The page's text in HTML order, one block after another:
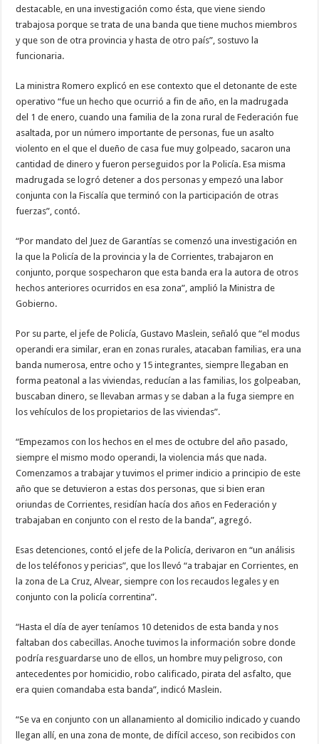
destacable, en una investigación como ésta, que viene siendo
trabajosa porque se trata de una banda que tiene muchos miembros
y que son de otra provincia y hasta de otro país”, sostuvo la
funcionaria.
La ministra Romero explicó en ese contexto que el detonante de este
operativo “fue un hecho que ocurrió a fin de año, en la madrugada
del 1 de enero, cuando una familia de la zona rural de Federación fue
asaltada, por un número importante de personas, fue un asalto
violento en el que el dueño de casa fue muy golpeado, sacaron una
cantidad de dinero y fueron perseguidos por la Policía. Esa misma
madrugada se logró detener a dos personas y empezó una labor
conjunta con la Fiscalía que terminó con la participación de otras
fuerzas”, contó.
“Por mandato del Juez de Garantías se comenzó una investigación en
la que la Policía de la provincia y la de Corrientes, trabajaron en
conjunto, porque sospecharon que esta banda era la autora de otros
hechos anteriores ocurridos en esa zona”, amplió la Ministra de
Gobierno.
Por su parte, el jefe de Policía, Gustavo Maslein, señaló que “el modus
operandi era similar, eran en zonas rurales, atacaban familias, era una
banda numerosa, entre ocho y 15 integrantes, siempre llegaban en
forma peatonal a las viviendas, reducían a las familias, los golpeaban,
buscaban dinero, se llevaban armas y se daban a la fuga siempre en
los vehículos de los propietarios de las viviendas”.
“Empezamos con los hechos en el mes de octubre del año pasado,
siempre el mismo modo operandi, la violencia más que nada.
Comenzamos a trabajar y tuvimos el primer indicio a principio de este
año que se detuvieron a estas dos personas, que si bien eran
oriundas de Corrientes, residían hacía dos años en Federación y
trabajaban en conjunto con el resto de la banda”, agregó.
Esas detenciones, contó el jefe de la Policía, derivaron en “un análisis
de los teléfonos y pericias”, que los llevó “a trabajar en Corrientes, en
la zona de La Cruz, Alvear, siempre con los recaudos legales y en
conjunto con la policía correntina”.
“Hasta el día de ayer teníamos 10 detenidos de esta banda y nos
faltaban dos cabecillas. Anoche tuvimos la información sobre donde
podría resguardarse uno de ellos, un hombre muy peligroso, con
antecedentes por homicidio, robo calificado, pirata del asfalto, que
era quien comandaba esta banda”, indicó Maslein.
“Se va en conjunto con un allanamiento al domicilio indicado y cuando
llegan allí, en una zona de monte, de difícil acceso, son recibidos con